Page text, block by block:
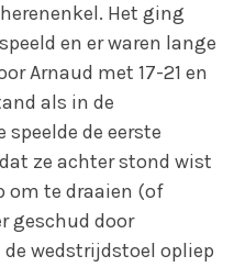
Het ging
en er waren lange
Arnaud met 17-21 en
als in de
speelde de eerste
ze achter stond wist
om te draaien (of
geschud door
wedstrijdstoel opliep